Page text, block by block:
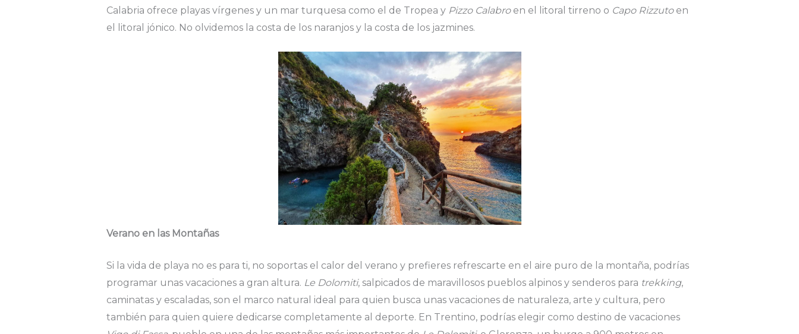
Calabria ofrece playas vírgenes y un mar turquesa como el de Tropea y Pizzo Calabroen el litoral tirreno o Capo Rizzutoen
el litoral jónico. No olvidemos la costa de los naranjos y la costa de los jazmines.
Verano en las Montañas
Si la vida de playa no es para ti, no soportas el calor del verano y prefieres refrescarte en el aire puro de la montaña, podrías
programar unas vacaciones a gran altura. Le Dolomiti, salpicados de maravillosos pueblos alpinos y senderos para trekking,
caminatas y escaladas, son el marco natural ideal para quien busca unas vacaciones de naturaleza, arte y cultura, pero
también para quien quiere dedicarse completamente al deporte. En Trentino, podrías elegir como destino de vacaciones